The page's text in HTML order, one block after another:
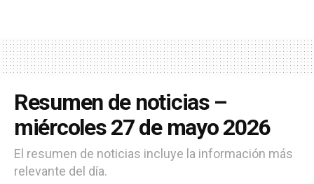
Resumen de noticias –
miércoles 27 de mayo 2026
El resumen de noticias incluye la información más
relevante del día.